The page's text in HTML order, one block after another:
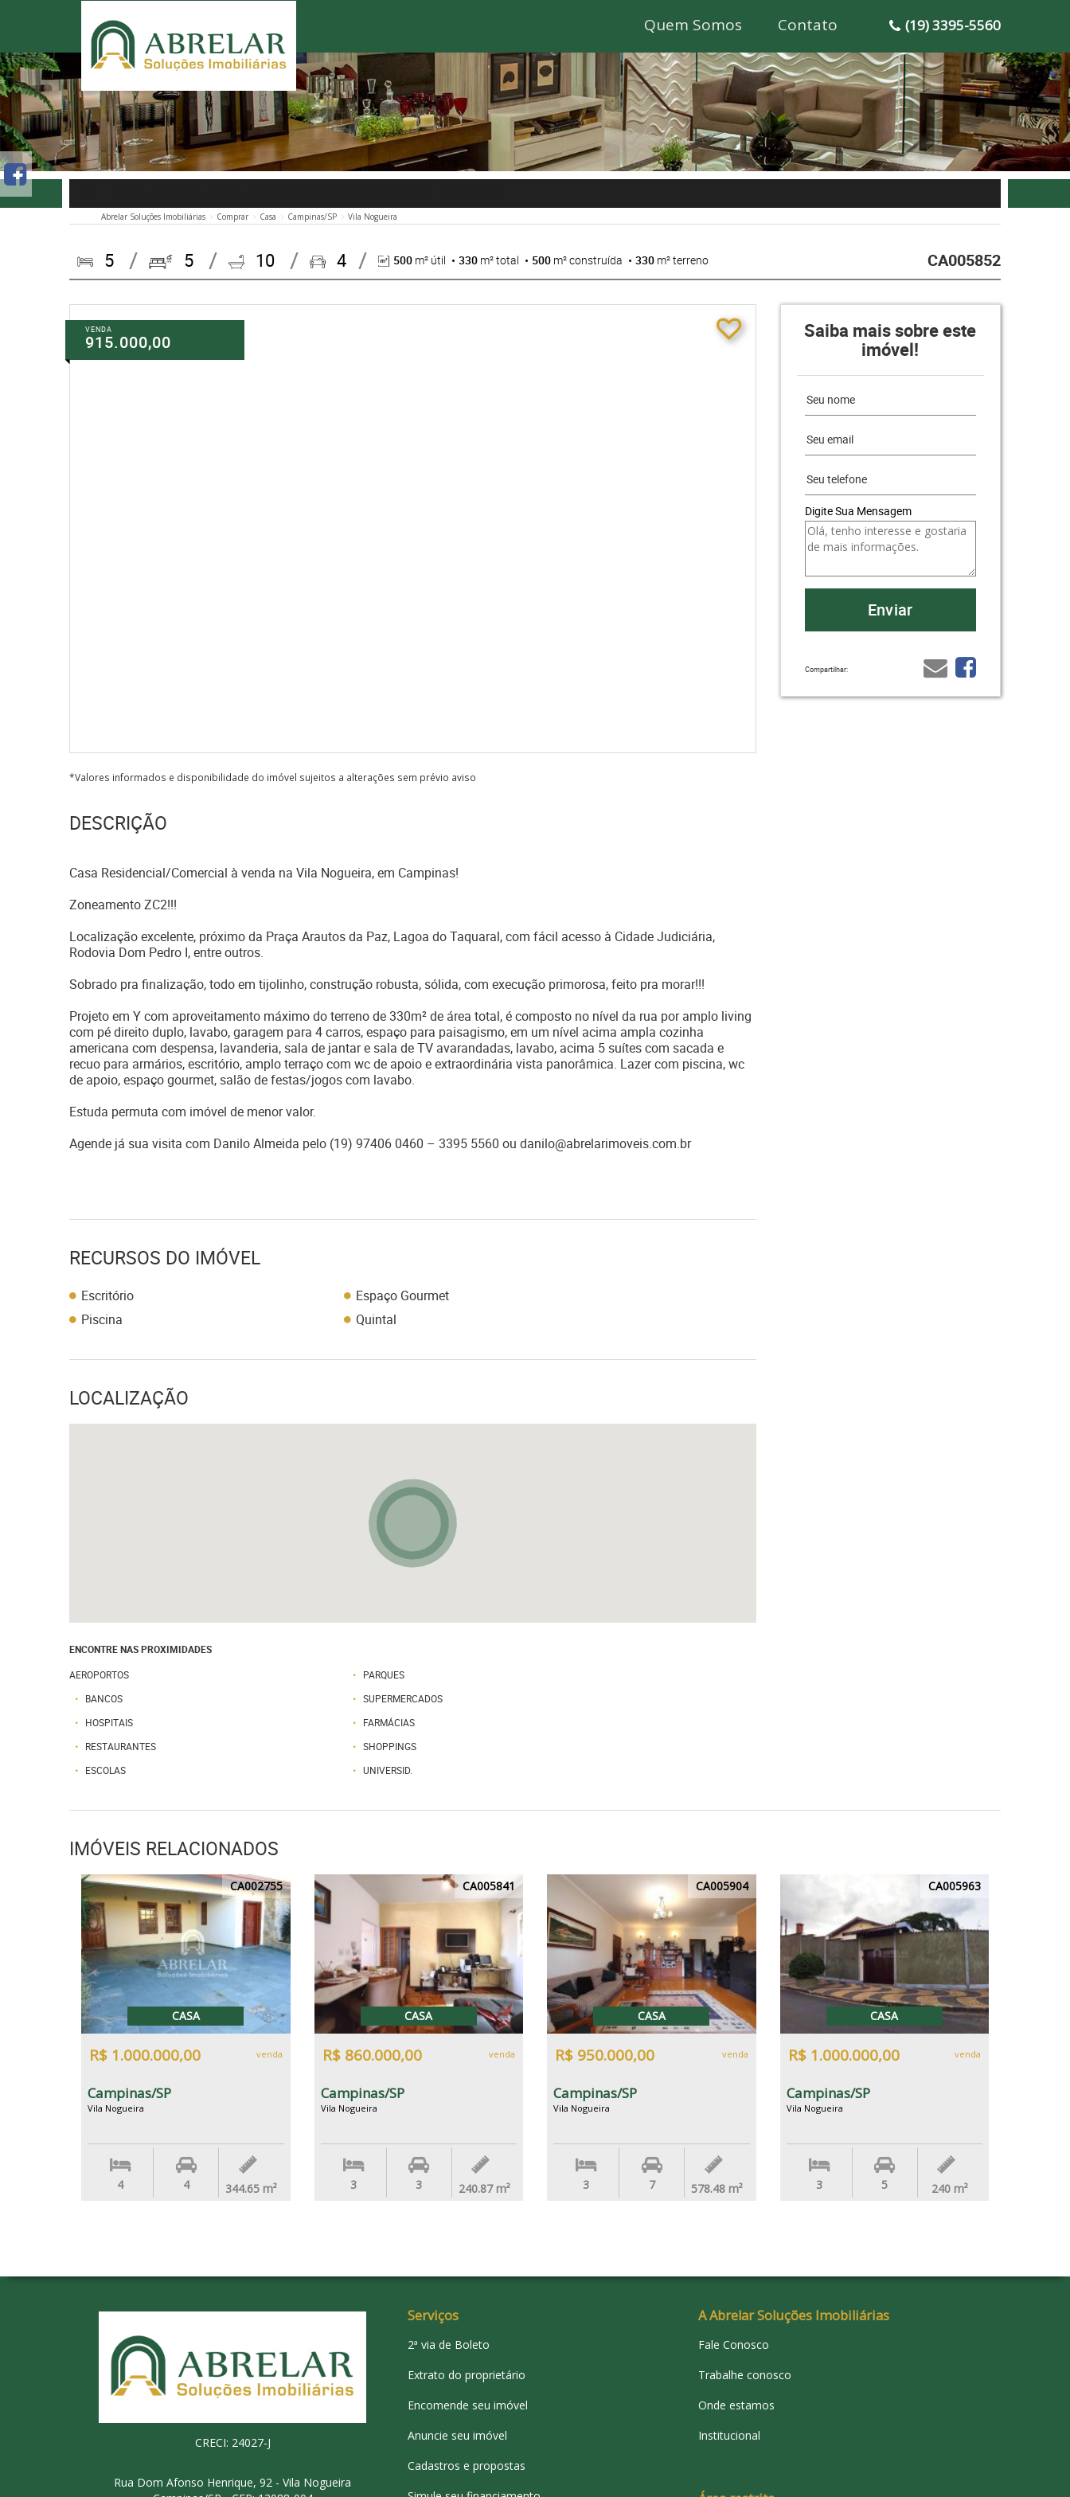
Quem Somos Contato (19) 3395-5560
Abrelar Soluções Imobiliárias Comprar Casa Campinas/SP Vila Nogueira
5 5 10 4 500 m² útil 330 m² total 500 m² construída 330 m² terreno CA005852
VENDA
915.000,00
Saiba mais sobre este
imóvel!
Digite Sua Mensagem
Compartilhar:
*Valores informados e disponibilidade do imóvel sujeitos a alterações sem prévio aviso
DESCRIÇÃO
Casa Residencial/Comercial à venda na Vila Nogueira, em Campinas!
Zoneamento ZC2!!!
Localização excelente, próximo da Praça Arautos da Paz, Lagoa do Taquaral, com fácil acesso à Cidade Judiciária,
Rodovia Dom Pedro I, entre outros.
Sobrado pra finalização, todo em tijolinho, construção robusta, sólida, com execução primorosa, feito pra morar!!!
Projeto em Y com aproveitamento máximo do terreno de 330m² de área total, é composto no nível da rua por amplo living
com pé direito duplo, lavabo, garagem para 4 carros, espaço para paisagismo, em um nível acima ampla cozinha
americana com despensa, lavanderia, sala de jantar e sala de TV avarandadas, lavabo, acima 5 suítes com sacada e
recuo para armários, escritório, amplo terraço com wc de apoio e extraordinária vista panorâmica. Lazer com piscina, wc
de apoio, espaço gourmet, salão de festas/jogos com lavabo.
Estuda permuta com imóvel de menor valor.
Agende já sua visita com Danilo Almeida pelo (19) 97406 0460 – 3395 5560 ou danilo@abrelarimoveis.com.br
RECURSOS DO IMÓVEL
Escritório
Espaço Gourmet
Piscina
Quintal
LOCALIZAÇÃO
ENCONTRE NAS PROXIMIDADES
AEROPORTOS
PARQUES
BANCOS
SUPERMERCADOS
HOSPITAIS
FARMÁCIAS
RESTAURANTES
SHOPPINGS
ESCOLAS
UNIVERSID.
IMÓVEIS RELACIONADOS
CA002755
CASA
R$ 1.000.000,00 venda
Campinas/SP
Vila Nogueira
4 4 344.65 m²
CA005841
CASA
R$ 860.000,00 venda
Campinas/SP
Vila Nogueira
3 3 240.87 m²
CA005904
CASA
R$ 950.000,00 venda
Campinas/SP
Vila Nogueira
3 7 578.48 m²
CA005963
CASA
R$ 1.000.000,00 venda
Campinas/SP
Vila Nogueira
3 5 240 m²
CRECI: 24027-J
Rua Dom Afonso Henrique, 92 - Vila Nogueira
Serviços
2ª via de Boleto
Extrato do proprietário
Encomende seu imóvel
Anuncie seu imóvel
Cadastros e propostas
A Abrelar Soluções Imobiliárias
Fale Conosco
Trabalhe conosco
Onde estamos
Institucional